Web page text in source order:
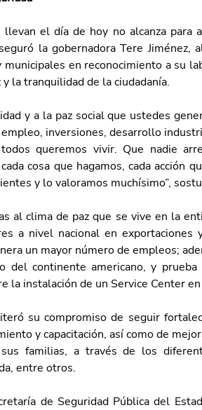
llevan el día de hoy no alcanza para
la gobernadora Tere Jiménez,
municipales en reconocimiento a su
la tranquilidad de la ciudadanía.
y a la paz social que ustedes
inversiones, desarrollo
queremos vivir. Que nadie
cosa que hagamos, cada acción
y lo valoramos muchísimo”,
al clima de paz que se vive en la
a nivel nacional en exportaciones
un mayor número de empleos;
del continente americano, y
la instalación de un Service Center
su compromiso de seguir
y capacitación, así como de
familias, a través de los
entre otros.
de Seguridad Pública del